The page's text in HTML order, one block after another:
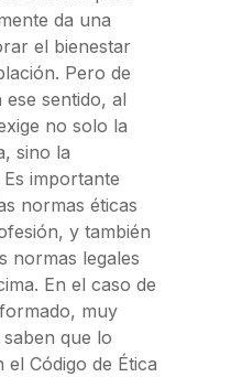
da una
el bienestar
Pero de
sentido, al
no solo la
sino la
importante
normas éticas
y también
normas legales
En el caso de
muy
que lo
Código de Ética